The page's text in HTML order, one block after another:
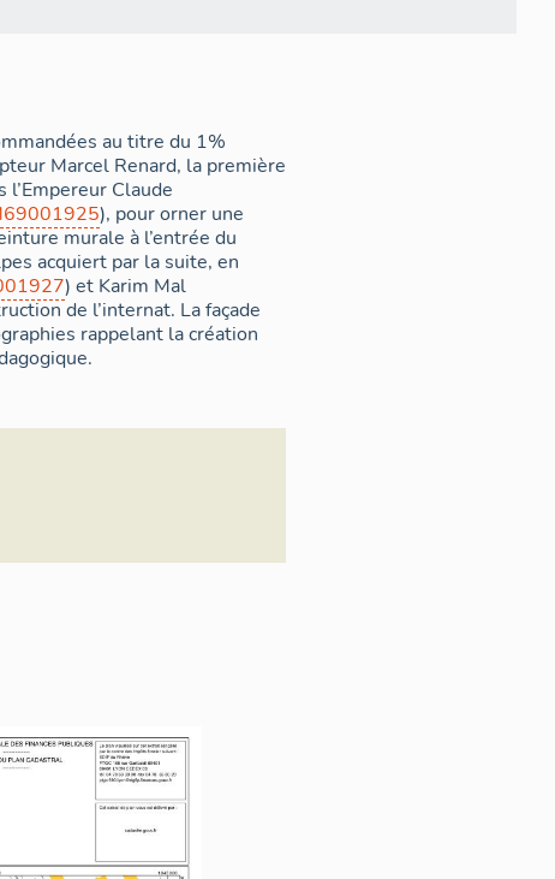
au titre du 1%
Marcel Renard, la première
Claude
), pour orner une
murale à l’entrée du
acquiert par la suite, en
) et Karim Mal
de l’internat. La façade
rappelant la création